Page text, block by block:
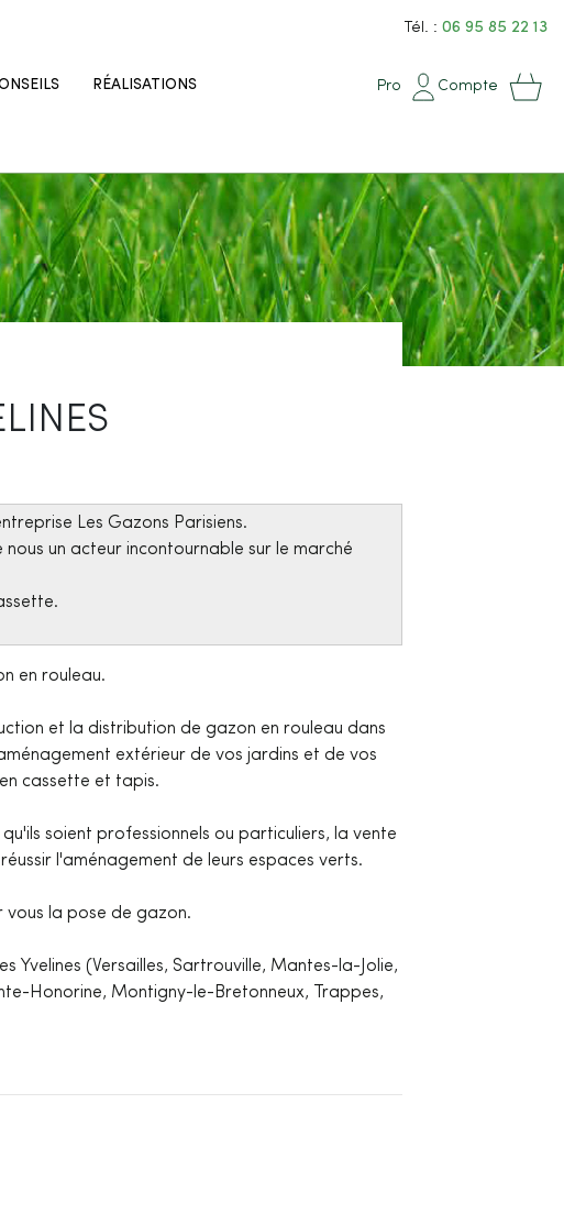
Tél. : 06 95 85 22 13
Pro Compte
RÉALISATIONS
Les Gazons Parisiens.
nous un acteur incontournable sur le marché
en rouleau.
et la distribution de gazon en rouleau dans
extérieur de vos jardins et de vos
cassette et tapis.
soient professionnels ou particuliers, la vente
l'aménagement de leurs espaces verts.
vous la pose de gazon.
Yvelines (Versailles, Sartrouville, Mantes-la-Jolie,
Honorine, Montigny-le-Bretonneux, Trappes,